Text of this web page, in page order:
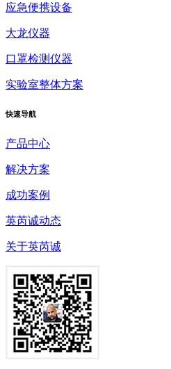
应急便携设备
大龙仪器
口罩检测仪器
实验室整体方案
快速导航
产品中心
解决方案
成功案例
英芮诚动态
关于英芮诚